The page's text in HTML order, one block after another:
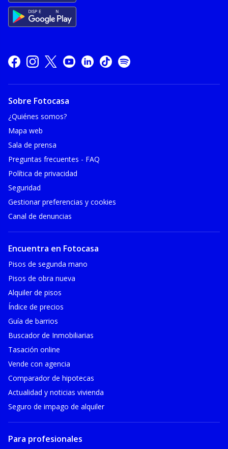
Sobre Fotocasa
¿Quiénes somos?
Mapa web
Sala de prensa
Preguntas frecuentes - FAQ
Política de privacidad
Seguridad
Gestionar preferencias y cookies
Canal de denuncias
Encuentra en Fotocasa
Pisos de segunda mano
Pisos de obra nueva
Alquiler de pisos
Índice de precios
Guía de barrios
Buscador de Inmobiliarias
Tasación online
Vende con agencia
Comparador de hipotecas
Actualidad y noticias vivienda
Seguro de impago de alquiler
Para profesionales